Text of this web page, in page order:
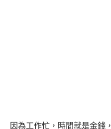
因為工作忙，時間就是金錢，